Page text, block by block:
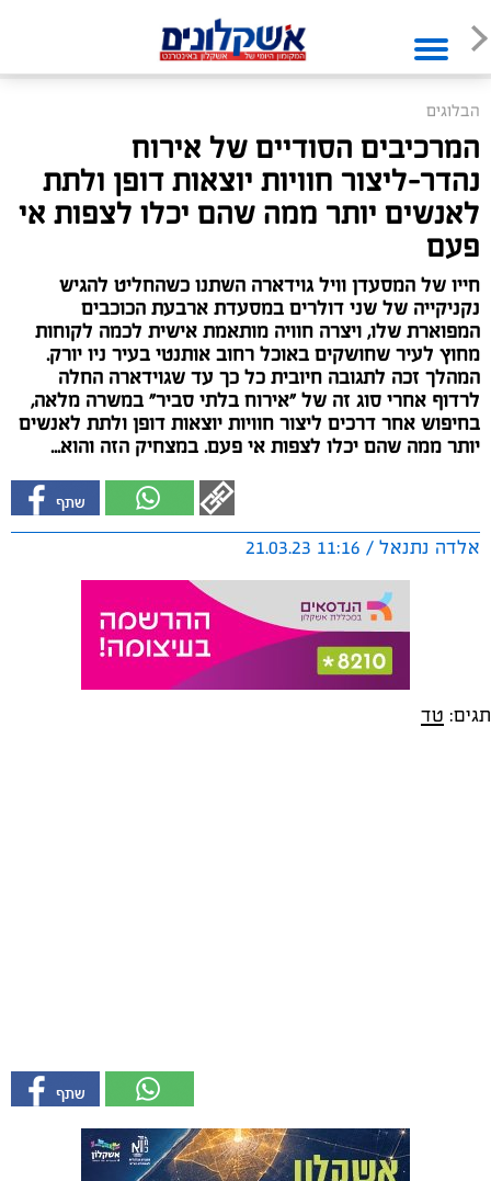
הבלוגים
המרכיבים הסודיים של אירוח
נהדר-ליצור חוויות יוצאות דופן ולתת
לאנשים יותר ממה שהם יכלו לצפות אי
פעם
חייו של המסעדן וויל גוידארה השתנו כשהחליט להגיש
נקניקייה של שני דולרים במסעדת ארבעת הכוכבים
המפוארת שלו, ויצרה חוויה מותאמת אישית לכמה לקוחות
מחוץ לעיר שחושקים באוכל רחוב אותנטי בעיר ניו יורק.
המהלך זכה לתגובה חיובית כל כך עד שגוידארה החלה
לרדוף אחרי סוג זה של "אירוח בלתי סביר" במשרה מלאה,
בחיפוש אחר דרכים ליצור חוויות יוצאות דופן ולתת לאנשים
יותר ממה שהם יכלו לצפות אי פעם. במצחיק הזה והוא...
אלדה נתנאל / 11:16 21.03.23
תגים: טד